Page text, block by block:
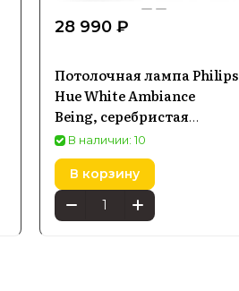
28 990 ₽
Потолочная лампа Philips
Hue White Ambiance
Being, серебристая
(3261048P6)
В наличии: 10
В корзину